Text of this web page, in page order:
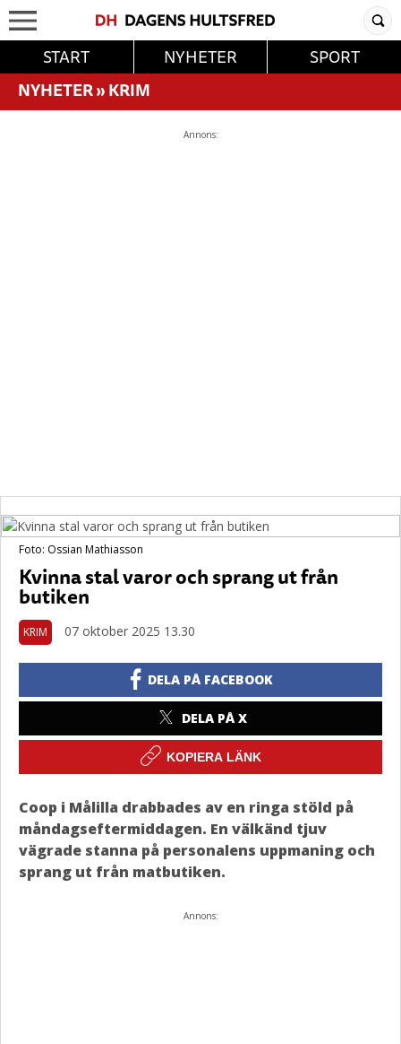
START NYHETER
SPORT
NYHETER»KRIM
Annons:
Foto: Ossian Mathiasson
Kvinna stal varor och sprang ut från
butiken
KRIM 07 oktober 2025 13.30
DELA PÅ FACEBOOK
DELA PÅ X
KOPIERA LÄNK
Coop i Målilla drabbades av en ringa stöld på
måndagseftermiddagen. En välkänd tjuv
vägrade stanna på personalens uppmaning och
sprang ut från matbutiken.
Annons: